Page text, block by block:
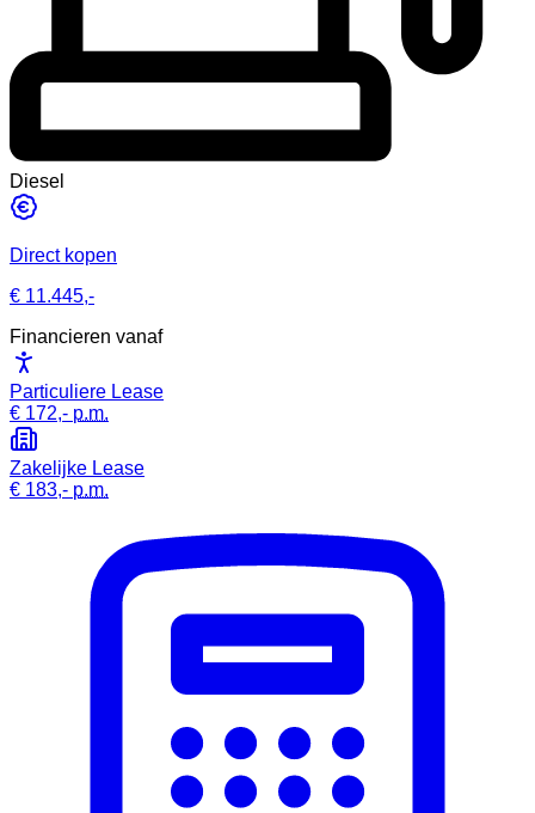
Diesel
Direct kopen
€ 11.445,-
Financieren vanaf
Particuliere Lease
€ 172,- p.m.
Zakelijke Lease
€ 183,- p.m.